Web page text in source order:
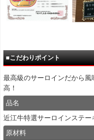
■こだわりポイント
最高級のサーロインだから
高！
品名
近江牛特選サーロインステー
原材料